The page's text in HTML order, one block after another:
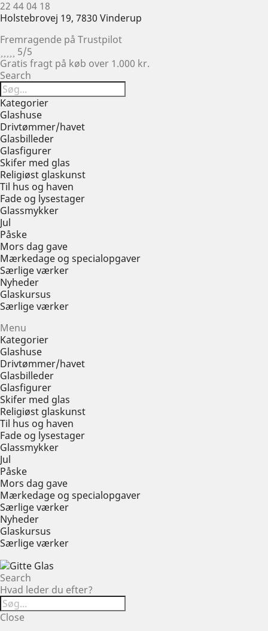
22 44 04 18
Holstebrovej 19, 7830 Vinderup
Fremragende på Trustpilot
5/5
Gratis fragt på køb over 1.000 kr.
Search
Kategorier
Glashuse
Drivtømmer/havet
Glasbilleder
Glasfigurer
Skifer med glas
Religiøst glaskunst
Til hus og haven
Fade og lysestager
Glassmykker
Jul
Påske
Mors dag gave
Mærkedage og specialopgaver
Særlige værker
Nyheder
Glaskursus
Særlige værker
Menu
Kategorier
Glashuse
Drivtømmer/havet
Glasbilleder
Glasfigurer
Skifer med glas
Religiøst glaskunst
Til hus og haven
Fade og lysestager
Glassmykker
Jul
Påske
Mors dag gave
Mærkedage og specialopgaver
Særlige værker
Nyheder
Glaskursus
Særlige værker
Search
Hvad leder du efter?
Close